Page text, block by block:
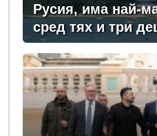
Русия, има най-
сред тях и три